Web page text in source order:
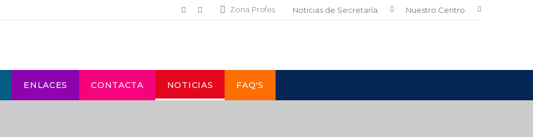
Zona Profes Noticias de Secretaría Nuestro Centro
ENLACES CONTACTA NOTICIAS FAQ'S